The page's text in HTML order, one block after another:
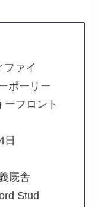
ァイ
ポーリー
ーフロント
日
厩舎
Stud